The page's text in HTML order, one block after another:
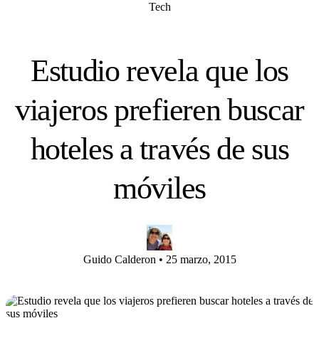
Tech
Estudio revela que los
viajeros prefieren buscar
hoteles a través de sus
móviles
Guido Calderon • 25 marzo, 2015